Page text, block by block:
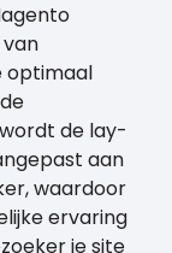
optimaal
de lay-
aan
waardoor
ervaring
je site